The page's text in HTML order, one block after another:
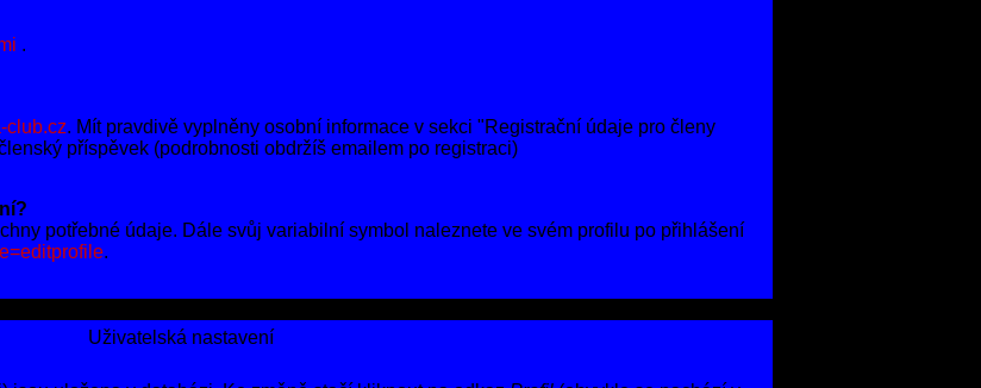
.
club.cz. Mít pravdivě vyplněny osobní informace v sekci "Registrační údaje pro členy
příspěvek (podrobnosti obdržíš emailem po registraci)
potřebné údaje. Dále svůj variabilní symbol naleznete ve svém profilu po přihlášení
.
Uživatelská nastavení